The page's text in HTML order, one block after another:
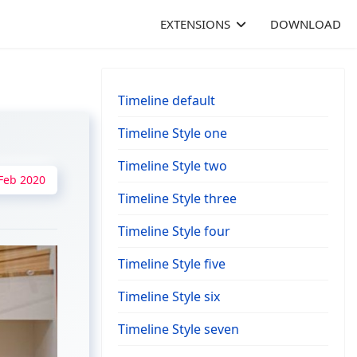
EXTENSIONS DOWNLOAD
2020
Timeline default
Timeline Style one
Timeline Style two
Timeline Style three
Timeline Style four
Timeline Style five
Timeline Style six
Timeline Style seven